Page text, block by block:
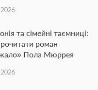
та сімейні таємниці:
роман
Пола Мюррея